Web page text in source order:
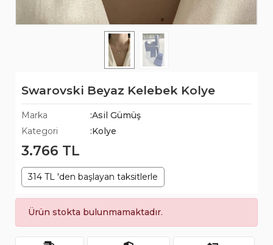
Swarovski Beyaz Kelebek Kolye
Marka
:Asil Gümüş
Kategori
:Kolye
3.766 TL
314 TL 'den başlayan taksitlerle
Ürün stokta bulunmamaktadır.